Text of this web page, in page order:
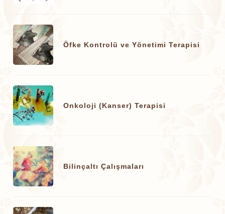
Öfke Kontrolü ve Yönetimi Terapisi
Onkoloji (Kanser) Terapisi
Bilinçaltı Çalışmaları